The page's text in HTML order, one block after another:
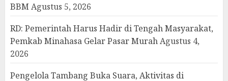
BBM Agustus 5, 2026
RD: Pemerintah Harus Hadir di Tengah Masyarakat,
Pemkab Minahasa Gelar Pasar MurahAgustus 4,
2026
Pengelola Tambang Buka Suara, Aktivitas di